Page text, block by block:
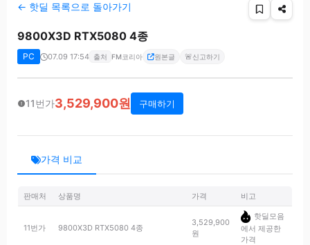
← 핫딜 목록으로 돌아가기
9800X3D RTX5080 4종
PC 07.09 17:54 출처 FM코리아 원본글 🚨신고하기
11번가3,529,900원 구매하기
가격 비교
판매처 상품명 가격 비고
11번가 9800X3D RTX5080 4종
3,529,900
원
핫딜모음
에서 제공한
가격